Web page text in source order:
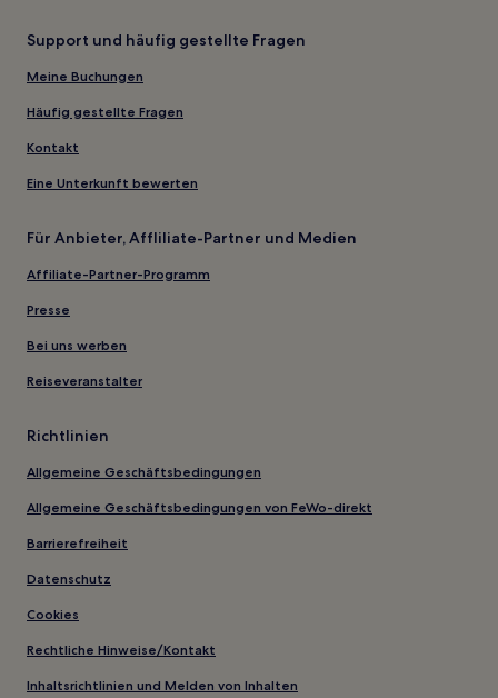
Support und häufig gestellte Fragen
Meine Buchungen
Häufig gestellte Fragen
Kontakt
Eine Unterkunft bewerten
Für Anbieter, Affliliate-Partner und Medien
Affiliate-Partner-Programm
Presse
Bei uns werben
Reiseveranstalter
Richtlinien
Allgemeine Geschäftsbedingungen
Allgemeine Geschäftsbedingungen von FeWo-direkt
Barrierefreiheit
Datenschutz
Cookies
Rechtliche Hinweise/Kontakt
Inhaltsrichtlinien und Melden von Inhalten